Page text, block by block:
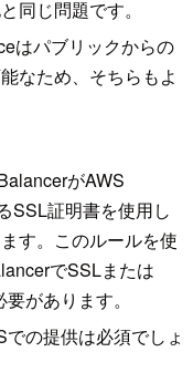
同じ問題です。
はパブリックからの
なため、そちらもよ
がAWS
SSL証明書を使用し
す。このルールを使
でSSLまたは
があります。
の提供は必須でしょ